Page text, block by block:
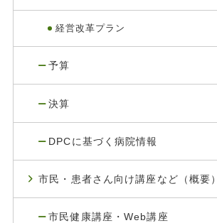
経営改革プラン
予算
決算
DPCに基づく病院情報
市民・患者さん向け講座など（概要）
市民健康講座・Web講座